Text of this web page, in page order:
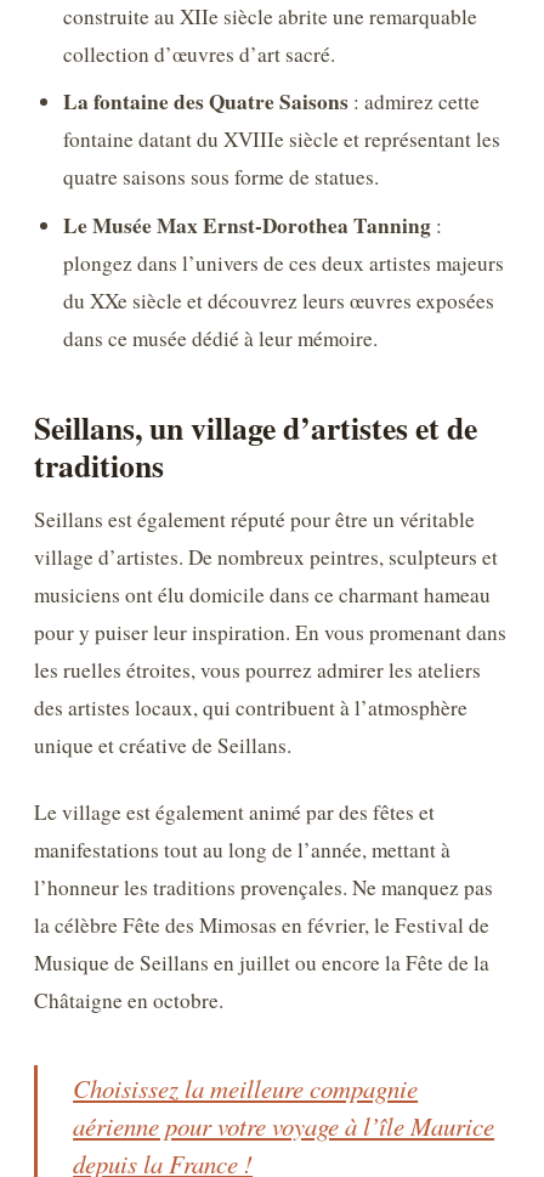
construite au XIIe siècle abrite une remarquable
collection d’œuvres d’art sacré.
La fontaine des Quatre Saisons : admirez cette
fontaine datant du XVIIIe siècle et représentant les
quatre saisons sous forme de statues.
Le Musée Max Ernst-Dorothea Tanning :
plongez dans l’univers de ces deux artistes majeurs
du XXe siècle et découvrez leurs œuvres exposées
dans ce musée dédié à leur mémoire.
Seillans, un village d’artistes et de
traditions
Seillans est également réputé pour être un véritable
village d’artistes. De nombreux peintres, sculpteurs et
musiciens ont élu domicile dans ce charmant hameau
pour y puiser leur inspiration. En vous promenant dans
les ruelles étroites, vous pourrez admirer les ateliers
des artistes locaux, qui contribuent à l’atmosphère
unique et créative de Seillans.
Le village est également animé par des fêtes et
manifestations tout au long de l’année, mettant à
l’honneur les traditions provençales. Ne manquez pas
la célèbre Fête des Mimosas en février, le Festival de
Musique de Seillans en juillet ou encore la Fête de la
Châtaigne en octobre.
Choisissez la meilleure compagnie
aérienne pour votre voyage à l’île Maurice
depuis la France !